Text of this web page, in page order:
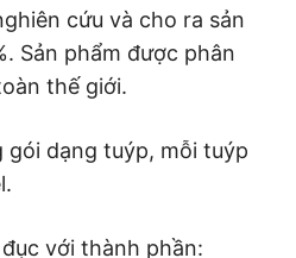
cứu và cho ra sản
Sản phẩm được phân
thế giới.
gói dạng tuýp, mỗi tuýp
với thành phần: